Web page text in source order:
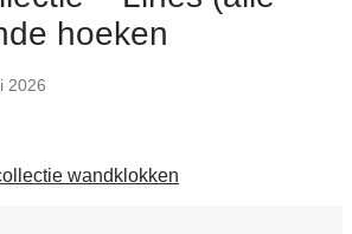
hoeken
2026
wandklokken